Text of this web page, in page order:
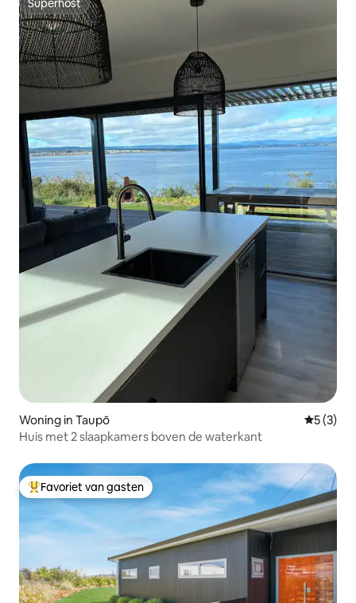
Superhost
Superhost
Woning in Taupō
5 (3)
Huis met 2 slaapkamers boven de waterkant
Topfavoriet van gasten
Favoriet van gasten